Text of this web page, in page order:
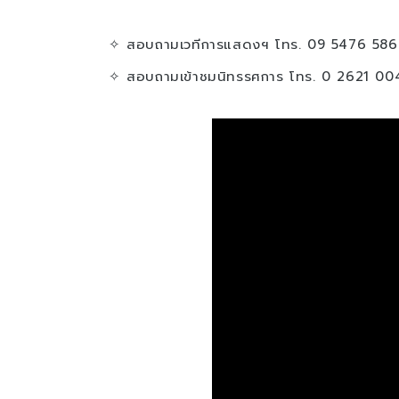
✧ สอบถามเวทีการแสดงฯ โทร. 09 5476
✧ สอบถามเข้าชมนิทรรศการ โทร. 0 2621